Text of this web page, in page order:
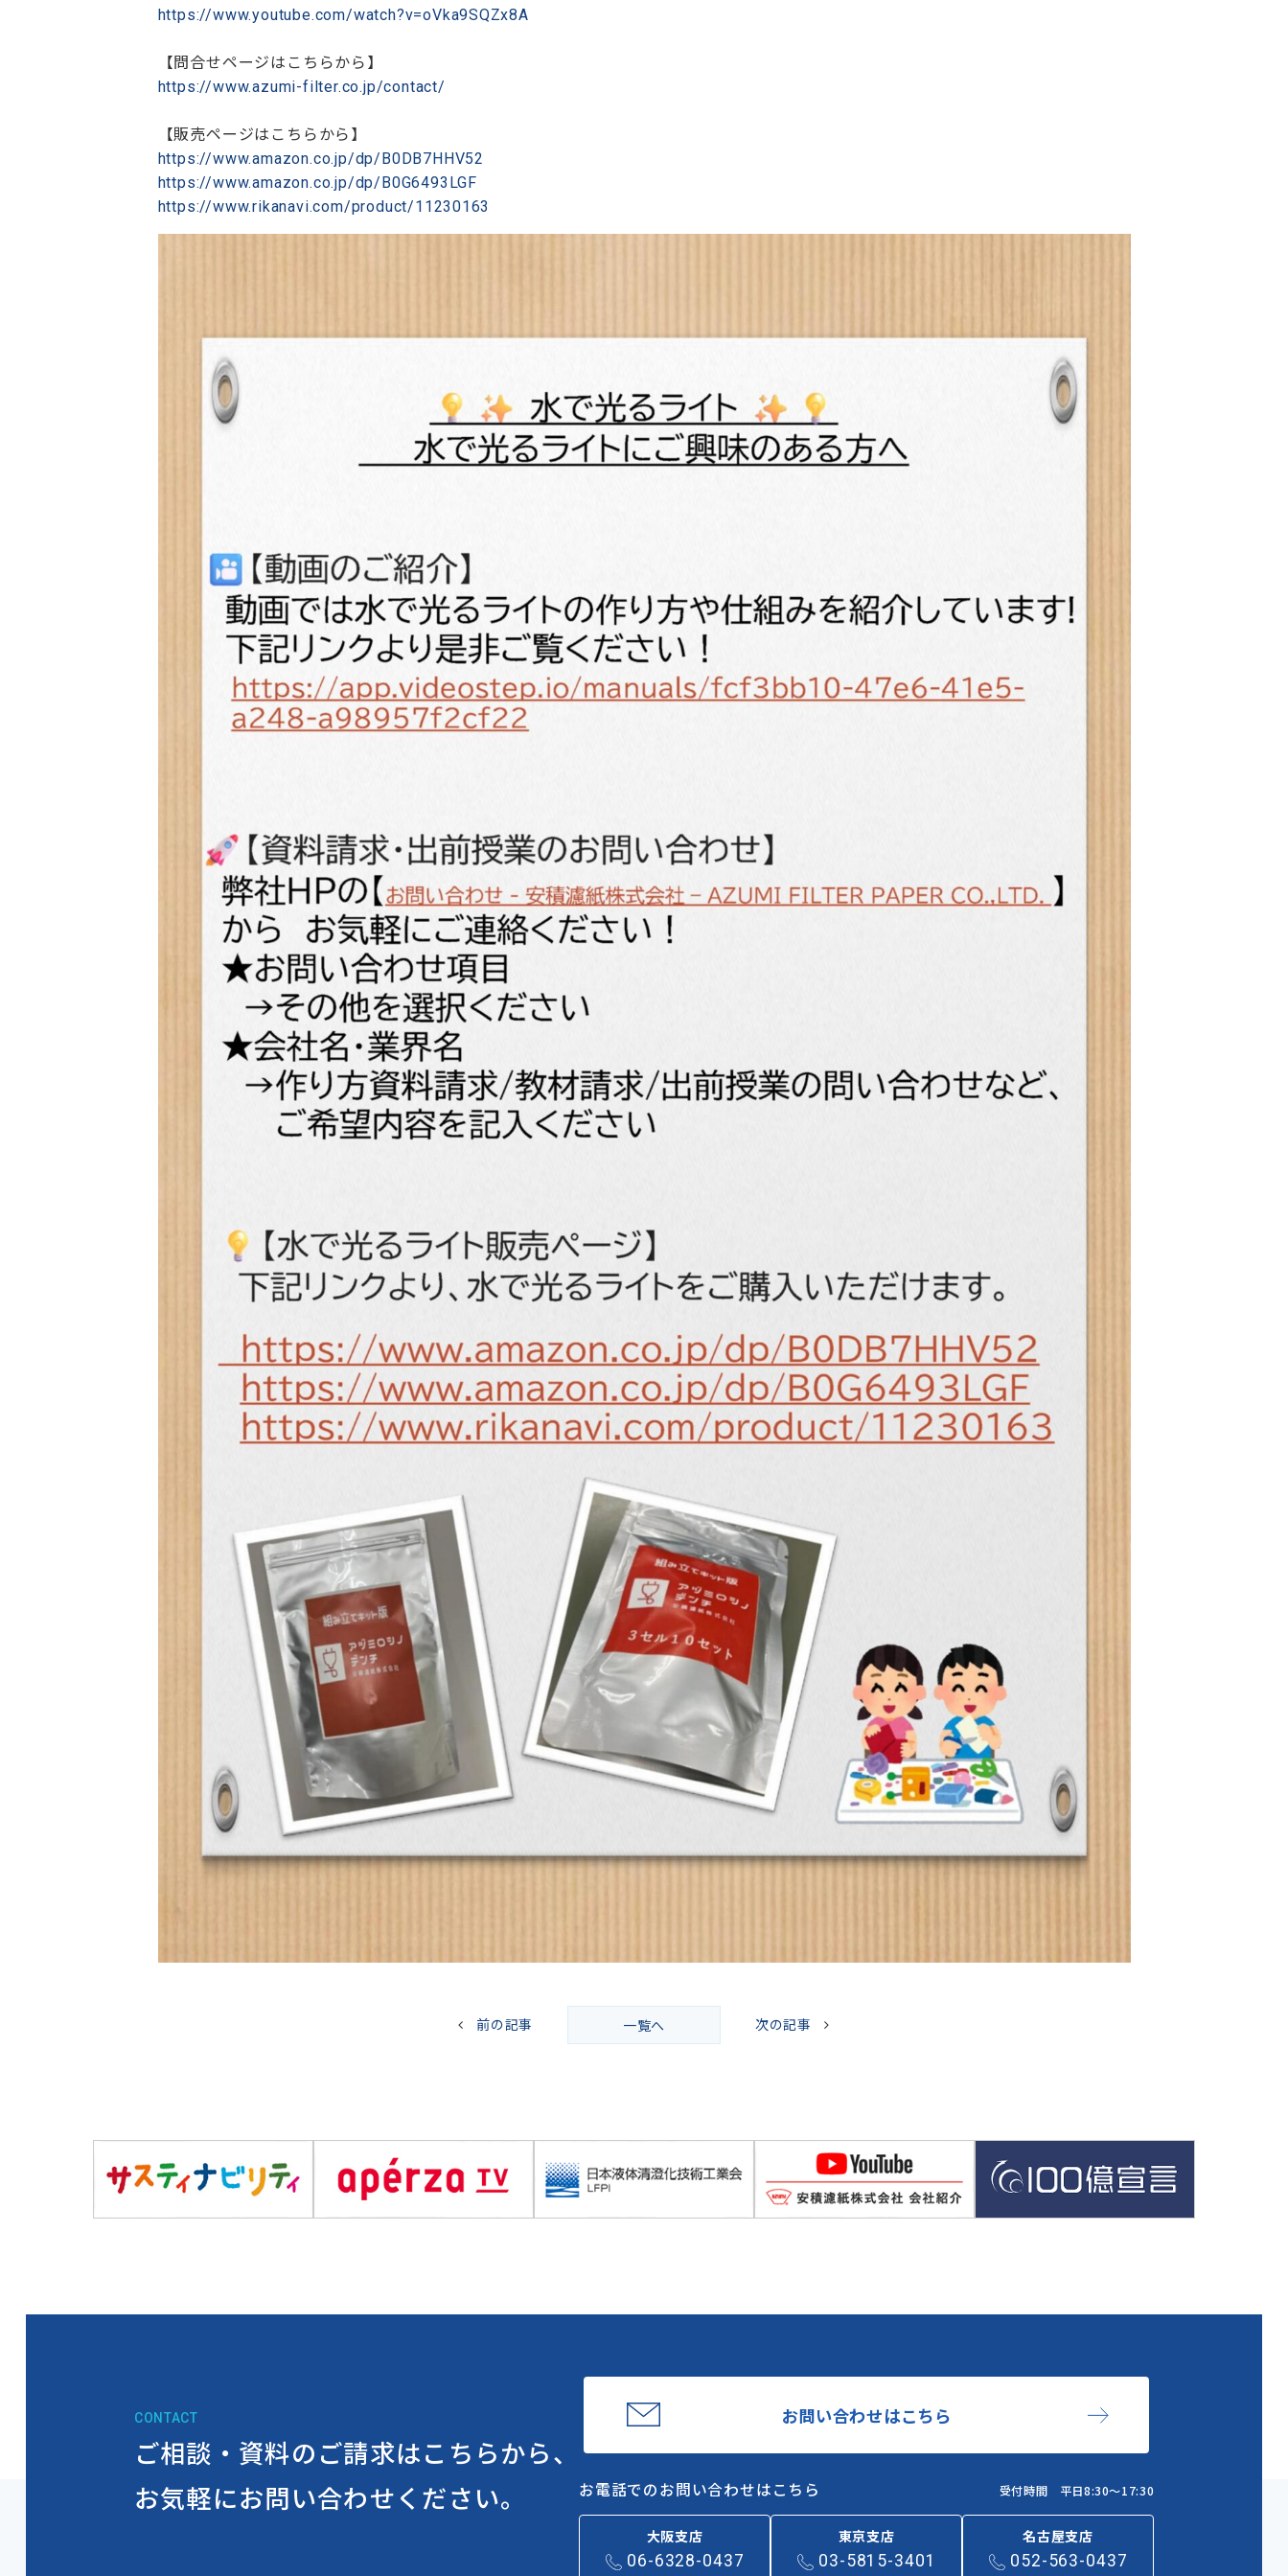
https://www.youtube.com/watch?v=oVka9SQZx8A
【問合せページはこちらから】
https://www.azumi-filter.co.jp/contact/
【販売ページはこちらから】
https://www.amazon.co.jp/dp/B0DB7HHV52
https://www.amazon.co.jp/dp/B0G6493LGF
https://www.rikanavi.com/product/11230163
前の記事 一覧へ 次の記事
CONTACT
ご相談・資料のご請求はこちらから、
お気軽にお問い合わせください。
お問い合わせはこちら
お電話でのお問い合わせはこちら 受付時間 平日8:30～17:30
大阪支店
06-6328-0437
東京支店
03-5815-3401
名古屋支店
052-563-0437